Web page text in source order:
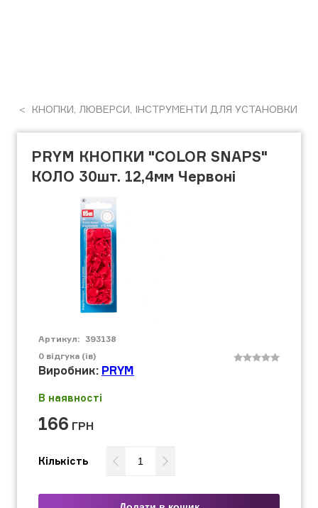
КНОПКИ, ЛЮВЕРСИ, ІНСТРУМЕНТИ ДЛЯ УСТАНОВКИ
PRYM КНОПКИ "COLOR SNAPS"
КОЛО 30шт. 12,4мм Червоні
Артикул: 393138
0 відгука (ів)
Виробник: PRYM
В наявності
166 ГРН
Кількість